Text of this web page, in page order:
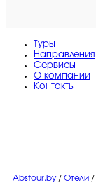
Туры
Направления
Сервисы
O компании
Контакты
Abstour.by / Отели /